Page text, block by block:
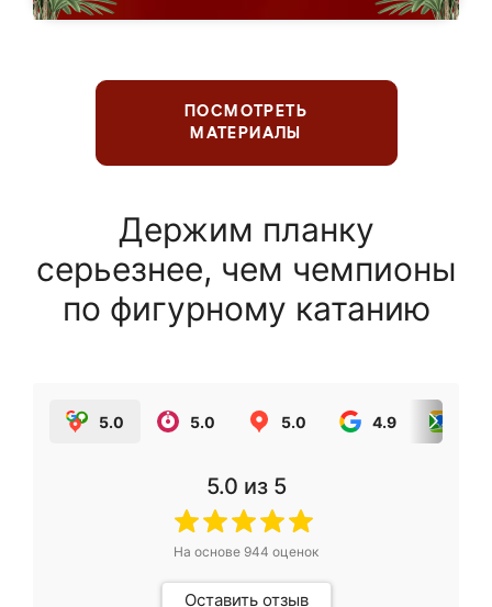
ПОСМОТРЕТЬ
МАТЕРИАЛЫ
Держим планку
серьезнее, чем чемпионы
по фигурному катанию
5.0 5.0 5.0 4.9
5.0 из 5
На основе 944 оценок
Оставить отзыв